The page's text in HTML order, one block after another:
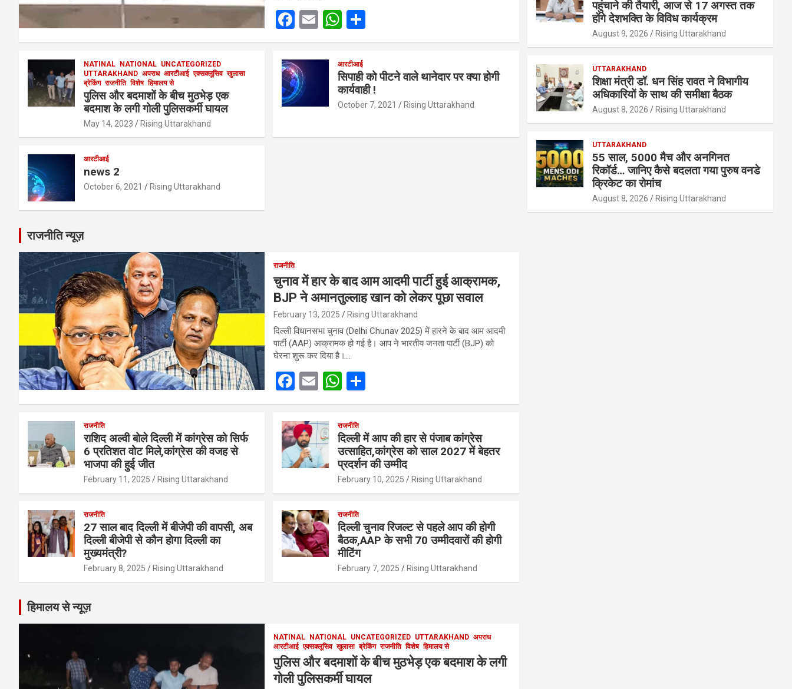
F
a
ce
b
o
o
k
E
m
ail
W
h
at
s
A
p
p
h
e
NATINAL NATIONAL UNCATEGORIZED
UTTARAKHAND अपराध आरटीआई एक्सक्लूसिव खुलासा
ब्रेकिंग राजनीति विशेष हिमालय से
पुलिस और बदमाशों के बीच मुठभेड़ एक
बदमाश के लगी गोली पुलिसकर्मी घायल
May 14, 2023 Rising Uttarakhand
आरटीआई
सिपाही को पीटने वाले थानेदार पर क्या होगी
कार्यवाही !
October 7, 2021 Rising Uttarakhand
आरटीआई
news 2
October 6, 2021 Rising Uttarakhand
राजनीति न्यूज़
राजनीति
चुनाव में हार के बाद आम आदमी पार्टी हुई आक्रामक,
BJP ने अमानतुल्लाह खान को लेकर पूछा सवाल
February 13, 2025 Rising Uttarakhand
दिल्ली विधानसभा चुनाव (Delhi Chunav 2025) में हारने के बाद आम आदमी
पार्टी (AAP) आक्रामक हो गई है। आप ने भारतीय जनता पार्टी (BJP) को
घेरना शुरू कर दिया है।…
F
a
ce
b
o
o
k
E
m
ail
W
h
at
s
A
p
p
h
e
राजनीति
राशिद अल्वी बोले दिल्ली में कांग्रेस को सिर्फ
6 प्रतिशत वोट मिले,कांग्रेस की वजह से
भाजपा की हुई जीत
February 11, 2025 Rising Uttarakhand
राजनीति
दिल्ली में आप की हार से पंजाब कांग्रेस
उत्साहित,कांग्रेस को साल 2027 में बेहतर
प्रदर्शन की उम्मीद
February 10, 2025 Rising Uttarakhand
राजनीति
27 साल बाद दिल्ली में बीजेपी की वापसी, अब
दिल्ली बीजेपी से कौन होगा दिल्ली का
मुख्यमंत्री?
February 8, 2025 Rising Uttarakhand
राजनीति
दिल्ली चुनाव रिजल्ट से पहले आप की होगी
बैठक,AAP के सभी 70 उम्मीदवारों की होगी
मीटिंग
February 7, 2025 Rising Uttarakhand
हिमालय से न्यूज़
NATINAL NATIONAL UNCATEGORIZED UTTARAKHAND अपराध
आरटीआई एक्सक्लूसिव खुलासा ब्रेकिंग राजनीति विशेष हिमालय से
पुलिस और बदमाशों के बीच मुठभेड़ एक बदमाश के लगी
गोली पुलिसकर्मी घायल
पहुंचाने की तैयारी, आज से 17 अगस्त तक
होंगे देशभक्ति के विविध कार्यक्रम
August 9, 2026 Rising Uttarakhand
UTTARAKHAND
शिक्षा मंत्री डॉ. धन सिंह रावत ने विभागीय
अधिकारियों के साथ की समीक्षा बैठक
August 8, 2026 Rising Uttarakhand
UTTARAKHAND
55 साल, 5000 मैच और अनगिनत
रिकॉर्ड… जानिए कैसे बदलता गया पुरुष वनडे
क्रिकेट का रोमांच
August 8, 2026 Rising Uttarakhand